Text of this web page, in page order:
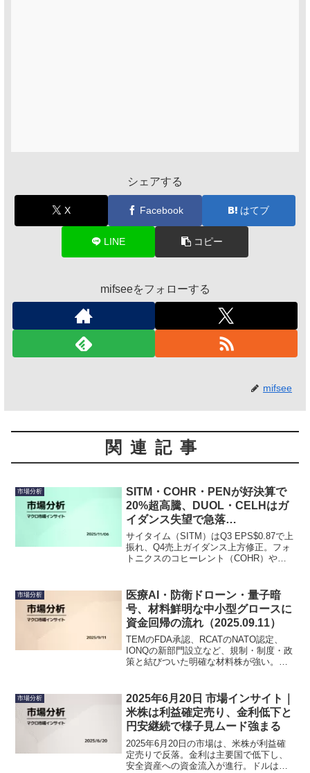
シェアする
X Facebook はてブ
LINE コピー
mifseeをフォローする
mifsee
関連記事
市場分析
SITM・COHR・PENが好決算で
20%超高騰、DUOL・CELHはガ
イダンス失望で急落
（2025.11.06）
サイタイム（SITM）はQ3 EPS$0.87で上
振れ、Q4売上ガイダンス上方修正。フォ
トニクスのコヒーレント（COHR）や医
（ASPN）・セルシウス（CELH）・デュ
オリンゴ（DUOL）などテーマ性の高い銘
柄はガイダンス失望やコスト増で急落。
市場分析
医療AI・防衛ドローン・量子暗
号、材料鮮明な中小型グロースに
資金回帰の流れ（2025.09.11）
TEMのFDA承認、RCATのNATO認定、
IONQの新部門設立など、規制・制度・政
策と結びついた明確な材料株が強い。米
市場分析
2025年6月20日 市場インサイト｜
米株は利益確定売り、金利低下と
円安継続で様子見ムード強まる
2025年6月20日の市場は、米株が利益確
定売りで反落。金利は主要国で低下し、
安全資産への資金流入が進行。ドルは底